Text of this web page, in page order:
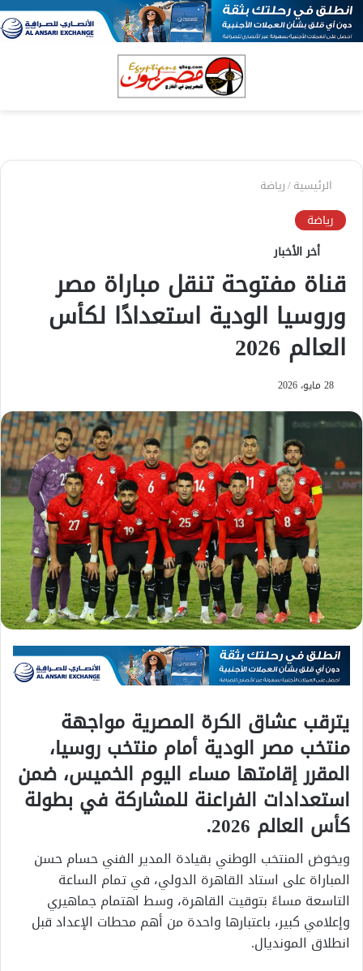
الرئيسية/رياضة
رياضة
أخر الأخبار
قناة مفتوحة تنقل مباراة مصر
وروسيا الودية استعدادًا لكأس
العالم 2026
28 مايو، 2026
يترقب عشاق الكرة المصرية مواجهة
منتخب مصر الودية أمام منتخب روسيا،
المقرر إقامتها مساء اليوم الخميس، ضمن
استعدادات الفراعنة للمشاركة في بطولة
كأس العالم 2026.
ويخوض المنتخب الوطني بقيادة المدير الفني حسام حسن
المباراة على استاد القاهرة الدولي، في تمام الساعة
التاسعة مساءً بتوقيت القاهرة، وسط اهتمام جماهيري
وإعلامي كبير، باعتبارها واحدة من أهم محطات الإعداد قبل
انطلاق المونديال.